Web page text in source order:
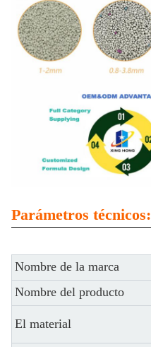
Parámetros técnicos:
Nombre de la marca
Nombre del producto
El material